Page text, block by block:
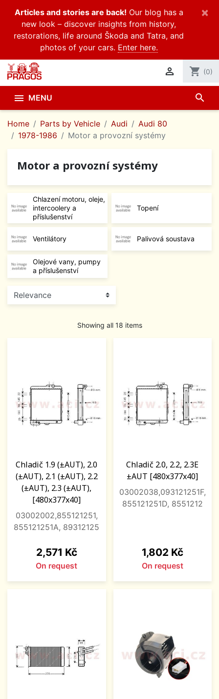
Articles and stories are back! Our blog has a
new look – discover insights from history,
restorations, life around Škoda and Tatra, and
photos of your cars. Enter here.
×
 shopping_cart (0)
 MENU search
Home Parts by Vehicle Audi
Audi 80
1978-1986
Motor a provozní systémy
Motor a provozní systémy
Chlazení motoru, oleje,
intercoolery a
příslušenství
Topení
Ventilátory Palivová soustava
Olejové vany, pumpy
a příslušenství
Showing all 18 items
Chladič 1.9 (±AUT), 2.0
(±AUT), 2.1 (±AUT), 2.2
(±AUT), 2.3 (±AUT),
[480x377x40]
03002002,855121251,
855121251A, 89312125
Price
2,571 Kč
On request
Chladič 2.0, 2.2, 2.3E
±AUT [480x377x40]
03002038,093121251F,
855121251D, 8551212
Price
1,802 Kč
On request